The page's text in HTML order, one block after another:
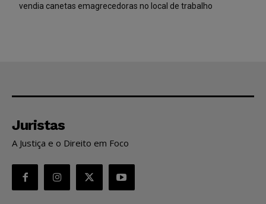
vendia canetas emagrecedoras no local de trabalho
Juristas
A Justiça e o Direito em Foco